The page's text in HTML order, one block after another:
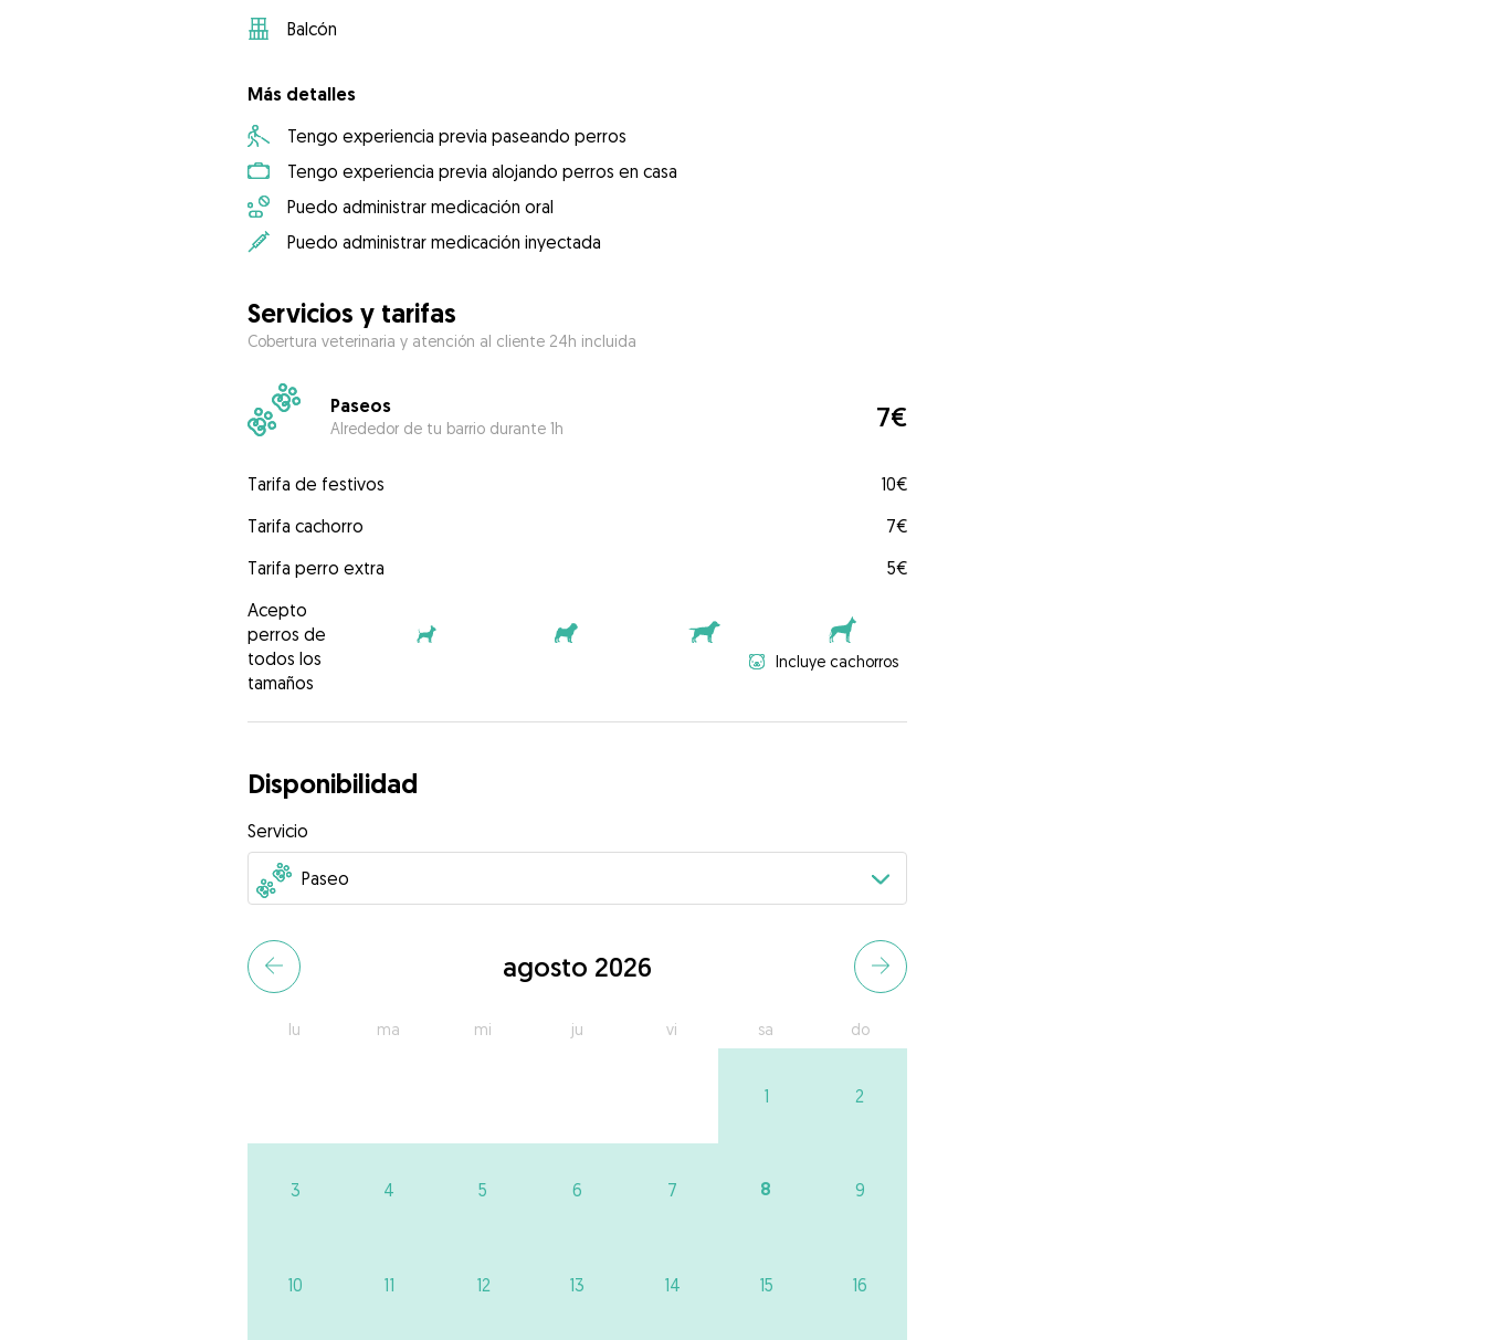
Balcón
Más detalles
Tengo experiencia previa paseando perros
Tengo experiencia previa alojando perros en casa
Puedo administrar medicación oral
Puedo administrar medicación inyectada
Servicios y tarifas
Cobertura veterinaria y atención al cliente 24h incluida
Paseos
Alrededor de tu barrio durante 1h 7€
Tarifa de festivos
10€
Tarifa cachorro
7€
Tarifa perro extra
5€
Acepto
perros de
todos los
tamaños
Incluye cachorros
Disponibilidad
Servicio
agosto 2026
lu ma mi ju vi sa do
1 2
3 4 5 6 7 8 9
10 11 12 13 14 15 16